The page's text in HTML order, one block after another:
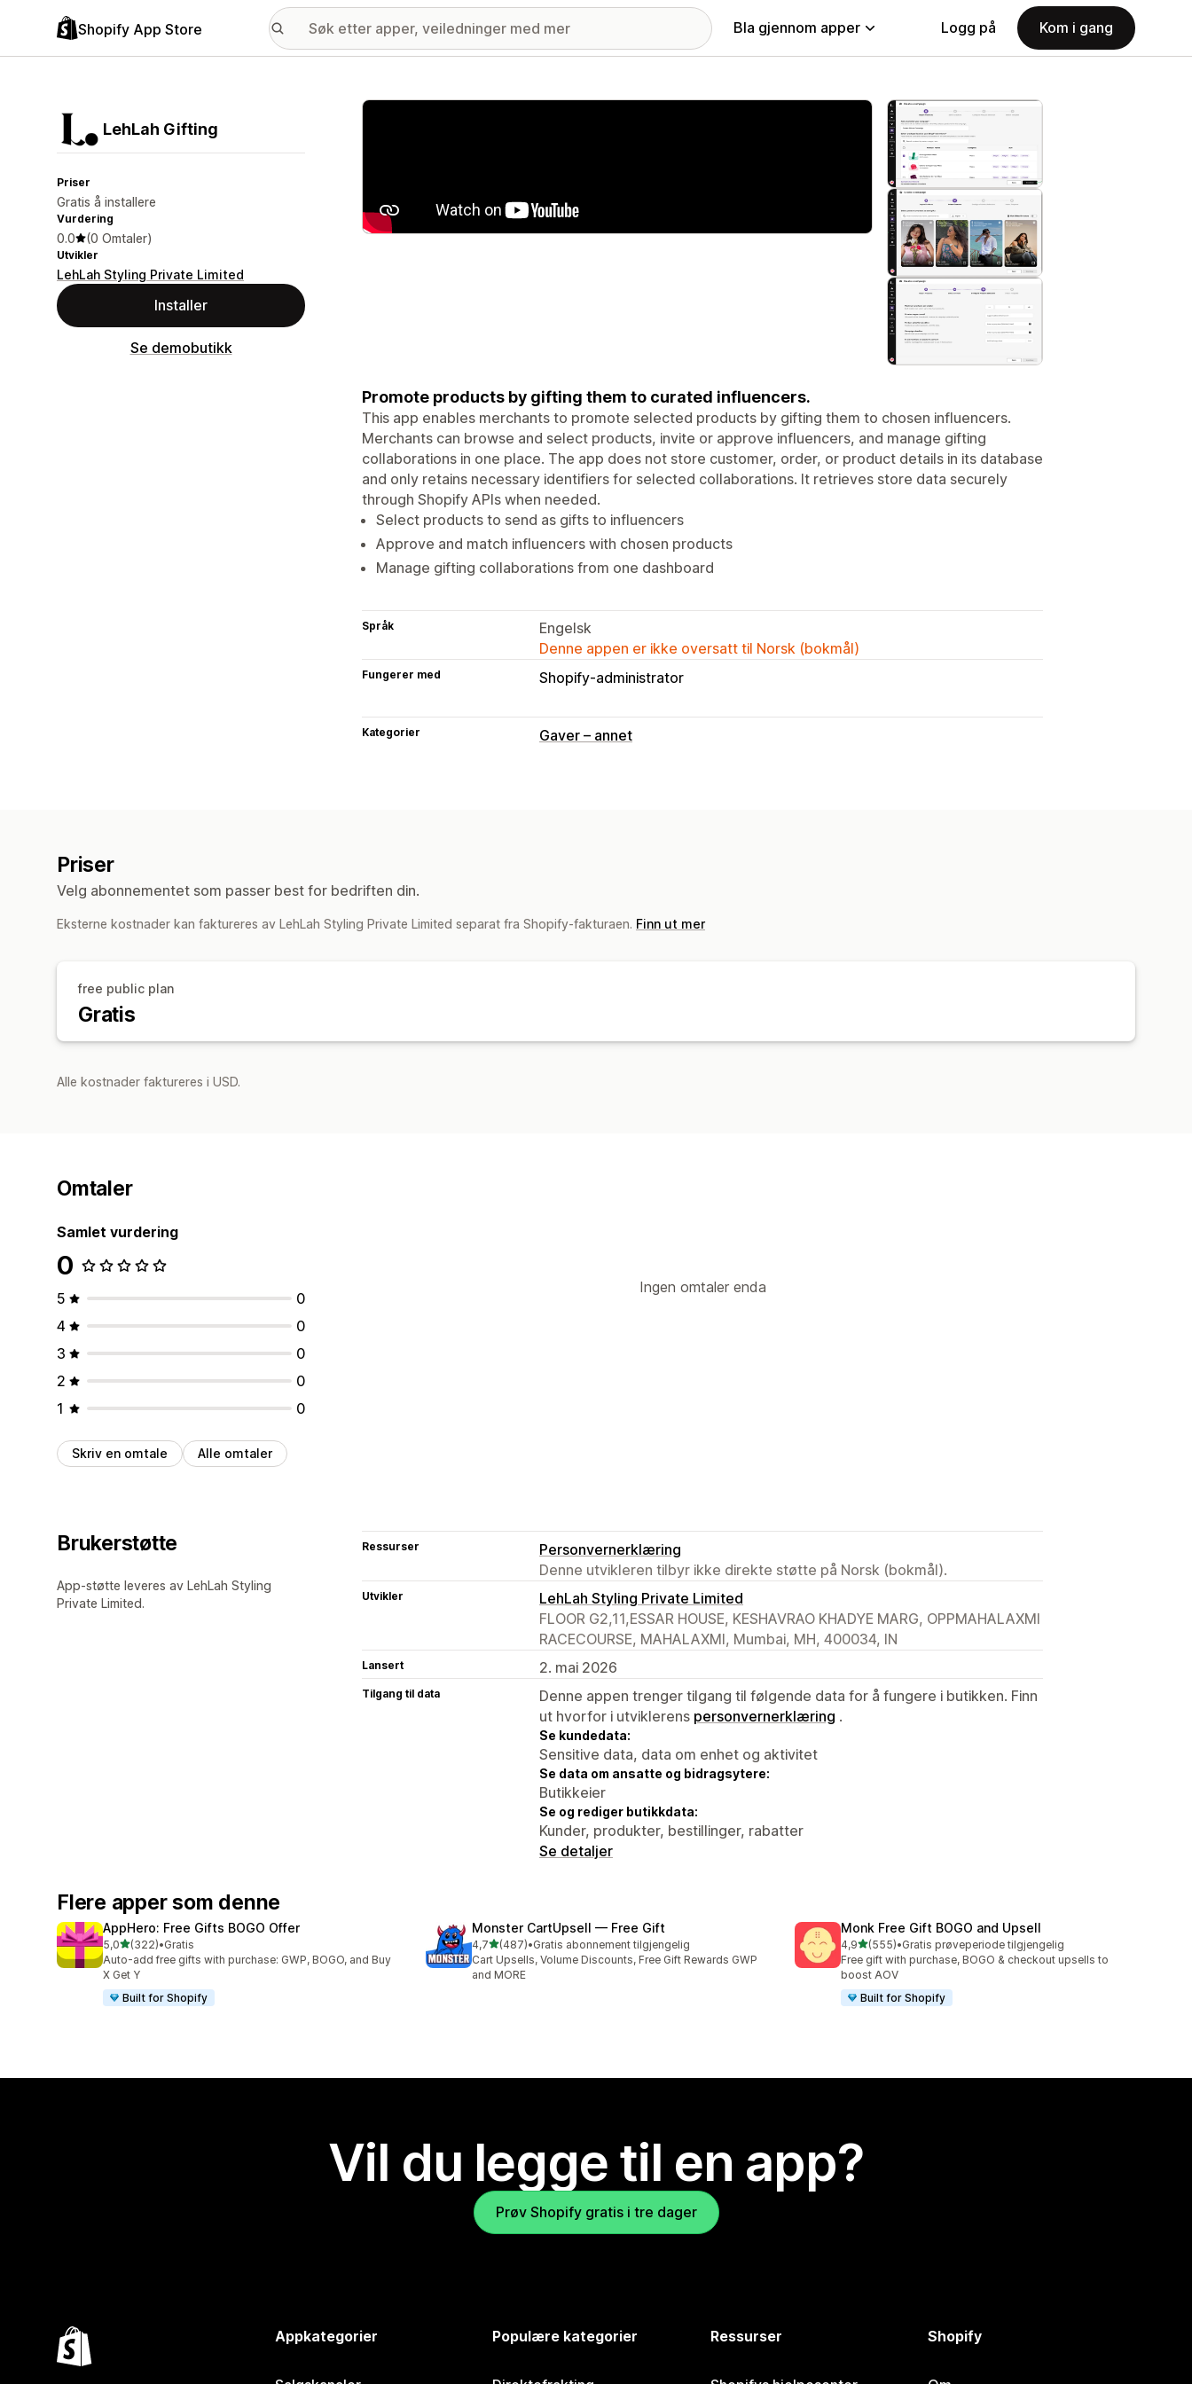
Shopify App Store Bla gjennom apper Logg på Kom i gang
LehLah Gifting
Priser
Gratis å installere
Vurdering
0.0 (0 Omtaler)
Utvikler
LehLah Styling Private Limited
Installer
Se demobutikk
Galleri med fremhevede bilder
Promote products by gifting them to curated influencers.
This app enables merchants to promote selected products by gifting them to chosen influencers.
Merchants can browse and select products, invite or approve influencers, and manage gifting
collaborations in one place. The app does not store customer, order, or product details in its database
and only retains necessary identifiers for selected collaborations. It retrieves store data securely
through Shopify APIs when needed.
Select products to send as gifts to influencers
Approve and match influencers with chosen products
Manage gifting collaborations from one dashboard
Språk
Engelsk
Denne appen er ikke oversatt til Norsk (bokmål)
Fungerer med Shopify-administrator
Kategorier Gaver – annet
Priser
Velg abonnementet som passer best for bedriften din.
Eksterne kostnader kan faktureres av LehLah Styling Private Limited separat fra Shopify-fakturaen. Finn ut mer
free public plan
Gratis
Alle kostnader faktureres i USD.
Omtaler
Samlet vurdering
0
5
0
4
0
3
0
2
0
1
0
Skriv en omtale Alle omtaler
Ingen omtaler enda
Brukerstøtte
App-støtte leveres av LehLah Styling
Private Limited.
Ressurser
Personvernerklæring
Denne utvikleren tilbyr ikke direkte støtte på Norsk (bokmål).
Utvikler
LehLah Styling Private Limited
FLOOR G2,11,ESSAR HOUSE, KESHAVRAO KHADYE MARG, OPPMAHALAXMI
RACECOURSE, MAHALAXMI, Mumbai, MH, 400034, IN
Lansert 2. mai 2026
Tilgang til data
Denne appen trenger tilgang til følgende data for å fungere i butikken. Finn
ut hvorfor i utviklerens personvernerklæring .
Se kundedata:
Sensitive data, data om enhet og aktivitet
Se data om ansatte og bidragsytere:
Butikkeier
Se og rediger butikkdata:
Kunder, produkter, bestillinger, rabatter
Se detaljer
Flere apper som denne
AppHero: Free Gifts BOGO Offer
5,0av 5 stjerner
(322)
Totalt 322 omtaler
•Gratis
Auto-add free gifts with purchase: GWP, BOGO, and Buy
X Get Y
Built for Shopify
Monster CartUpsell — Free Gift
4,7av 5 stjerner
(487)
Totalt 487 omtaler
•Gratis abonnement tilgjengelig
Cart Upsells, Volume Discounts, Free Gift Rewards GWP
and MORE
Monk Free Gift BOGO and Upsell
4,9av 5 stjerner
(555)
Totalt 555 omtaler
•Gratis prøveperiode tilgjengelig
Free gift with purchase, BOGO & checkout upsells to
boost AOV
Built for Shopify
Vil du legge til en app?
Prøv Shopify gratis i tre dager
Appkategorier Populære kategorier Ressurser Shopify